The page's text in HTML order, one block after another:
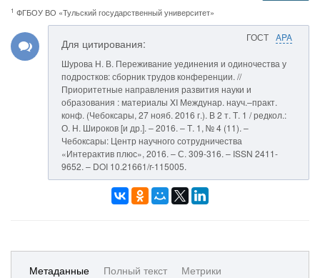
1 ФГБОУ ВО «Тульский государственный университет»
ГОСТ APA
Для цитирования:
Шурова Н. В. Переживание уединения и одиночества у
подростков: сборник трудов конференции. //
Приоритетные направления развития науки и
образования : материалы XI Междунар. науч.–практ.
конф. (Чебоксары, 27 нояб. 2016 г.). В 2 т. Т. 1 / редкол.:
О. Н. Широков [и др.]. – 2016. – Т. 1, № 4 (11). –
Чебоксары: Центр научного сотрудничества
«Интерактив плюс», 2016. – С. 309-316. – ISSN 2411-
9652. – DOI 10.21661/r-115005.
Метаданные Полный текст Метрики